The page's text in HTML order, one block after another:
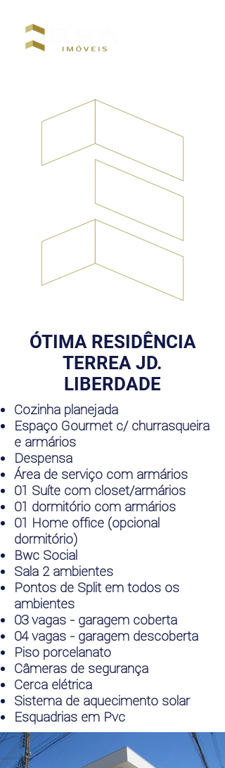
ÓTIMA RESIDÊNCIA
TERREA JD.
LIBERDADE
Cozinha planejada
Espaço Gourmet c/ churrasqueira
e armários
Despensa
Área de serviço com armários
01 Suíte com closet/armários
01 dormitório com armários
01 Home office (opcional
dormitório)
Bwc Social
Sala 2 ambientes
Pontos de Split em todos os
ambientes
03 vagas - garagem coberta
04 vagas - garagem descoberta
Piso porcelanato
Câmeras de segurança
Cerca elétrica
Sistema de aquecimento solar
Esquadrias em Pvc